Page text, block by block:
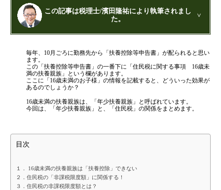
融資による資金調達について
金融機関の融資のポイント
金融機関から調達するメリットとデメリット
VCによる資金調達
料金案内
通常料金
他の税理士事務所からの切り替えの場合
ベンチャー企業応援パック
この記事は税理士/濱田隆祐により執筆されまし
た。
はまだ税理士法人の代表税理士
近畿税理士会 神戸支部：登録番号121899
日本公認会計士協会 兵庫会：登録番号17074
兵庫県行政書士会：登録番号19300373
1973年生まれ、大阪府豊中市出身
あずさ監査法人出身
クレアビズコンサルティング株式会社：代表取締役
相続専門サイト：御影みらい相続センター
毎年、10月ごろに勤務先から「扶養控除等申告書」が配られると思い
ます。
この「扶養控除等申告書」の一番下に「住民税に関する事項 16歳未
満の扶養親族」という欄があります。
ここに「16歳未満のお子様」の情報を記載すると、どういった効果が
あるのでしょうか？
16歳未満の扶養親族は、「年少扶養親族」と呼ばれています。
今回は、「年少扶養親族」と、「住民税」の関係をまとめます。
目次
１． 16歳未満の扶養親族は「扶養控除」できない
２．住民税の「非課税限度額」に関係する！
３．住民税の非課税限度額とは？